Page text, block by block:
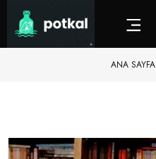
ANA SAYFA